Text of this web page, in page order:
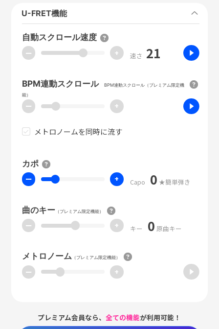
U-FRET機能
自動スクロール速度
ー + 速さ 21
BPM連動スクロール
BPM連動スクロール（プレミアム限定機
能）
ー +
メトロノームを同時に流す
カポ
ー + Capo 0 ★簡単弾き
曲のキー（プレミアム限定機能）
ー + キー 0 原曲キー
メトロノーム（プレミアム限定機能）
ー +
プレミアム会員なら、全ての機能が利用可能！